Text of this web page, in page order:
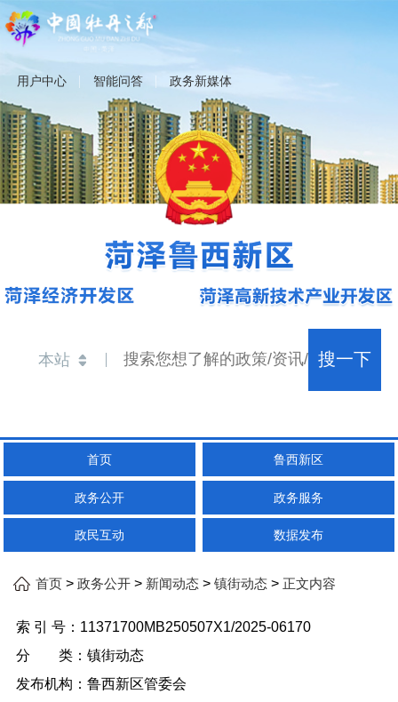
用户中心 智能问答 政务新媒体
搜一下
首页 鲁西新区
政务公开 政务服务
政民互动 数据发布
首页 > 政务公开 > 新闻动态 > 镇街动态 > 正文内容
索 引 号： 11371700MB250507X1/2025-06170
分 类： 镇街动态
发布机构： 鲁西新区管委会